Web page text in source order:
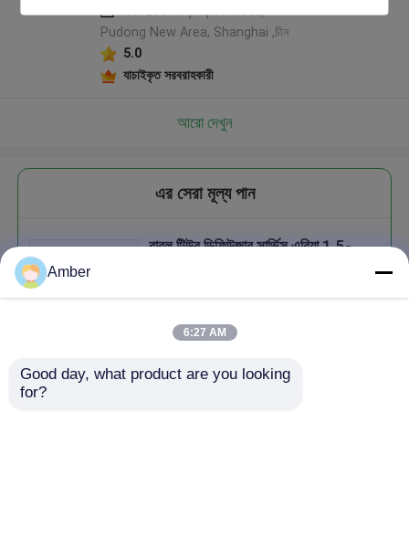
Y CO.,LTD প্রস্তুতকারক প্রোফাইল
Pudong New Area, Shanghai ,চীন
5.0
যাচাইকৃত সরবরাহকারী
আরো দেখুন
এর সেরা মূল্য পান
বাবল টিউব ডিফিউজার সার্ভিস এরিয়া 1.5-
চালিয়ে
Amber
6:27 AM
Good day, what product are you looking
for?